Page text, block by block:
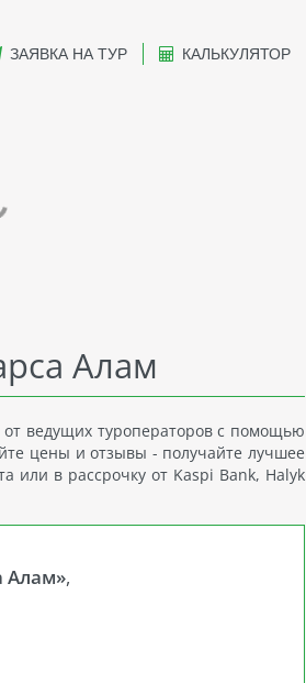
ЗАЯВКА НА ТУР КАЛЬКУЛЯТОР
Алам
ведущих туроператоров с помощью
цены и отзывы - получайте лучшее
или в рассрочку от Kaspi Bank, Halyk
Алам»,